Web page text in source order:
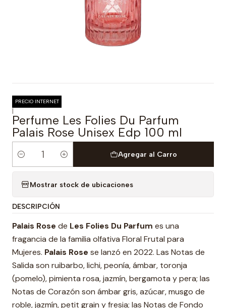
PRECIO INTERNET
|
Perfume Les Folies Du Parfum
Palais Rose Unisex Edp 100 ml
Cantidad
Agregar al Carro
Mostrar stock de ubicaciones
DESCRIPCIÓN
Palais Rose de Les Folies Du Parfum es una
fragancia de la familia olfativa Floral Frutal para
Mujeres. Palais Rose se lanzó en 2022. Las Notas de
Salida son ruibarbo, lichi, peonía, ámbar, toronja
(pomelo), pimienta rosa, jazmín, bergamota y pera; las
Notas de Corazón son ámbar gris, azúcar, musgo de
roble, jazmín, petit grain y fresia; las Notas de Fondo